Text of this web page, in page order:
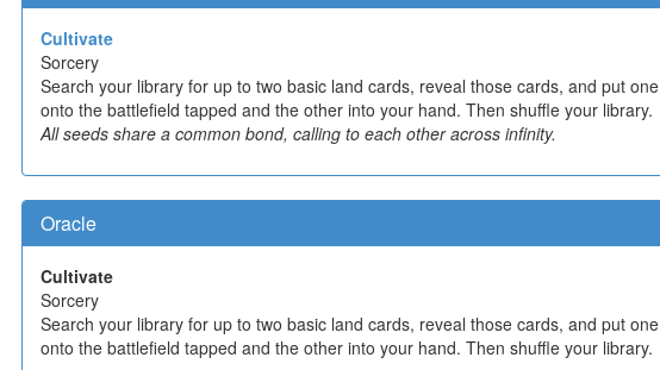
Cultivate
Sorcery
Search your library for up to two basic land cards, reveal those cards, and put one
onto the battlefield tapped and the other into your hand. Then shuffle your library.
All seeds share a common bond, calling to each other across infinity.
Oracle
Cultivate
Sorcery
Search your library for up to two basic land cards, reveal those cards, and put one
onto the battlefield tapped and the other into your hand. Then shuffle your library.